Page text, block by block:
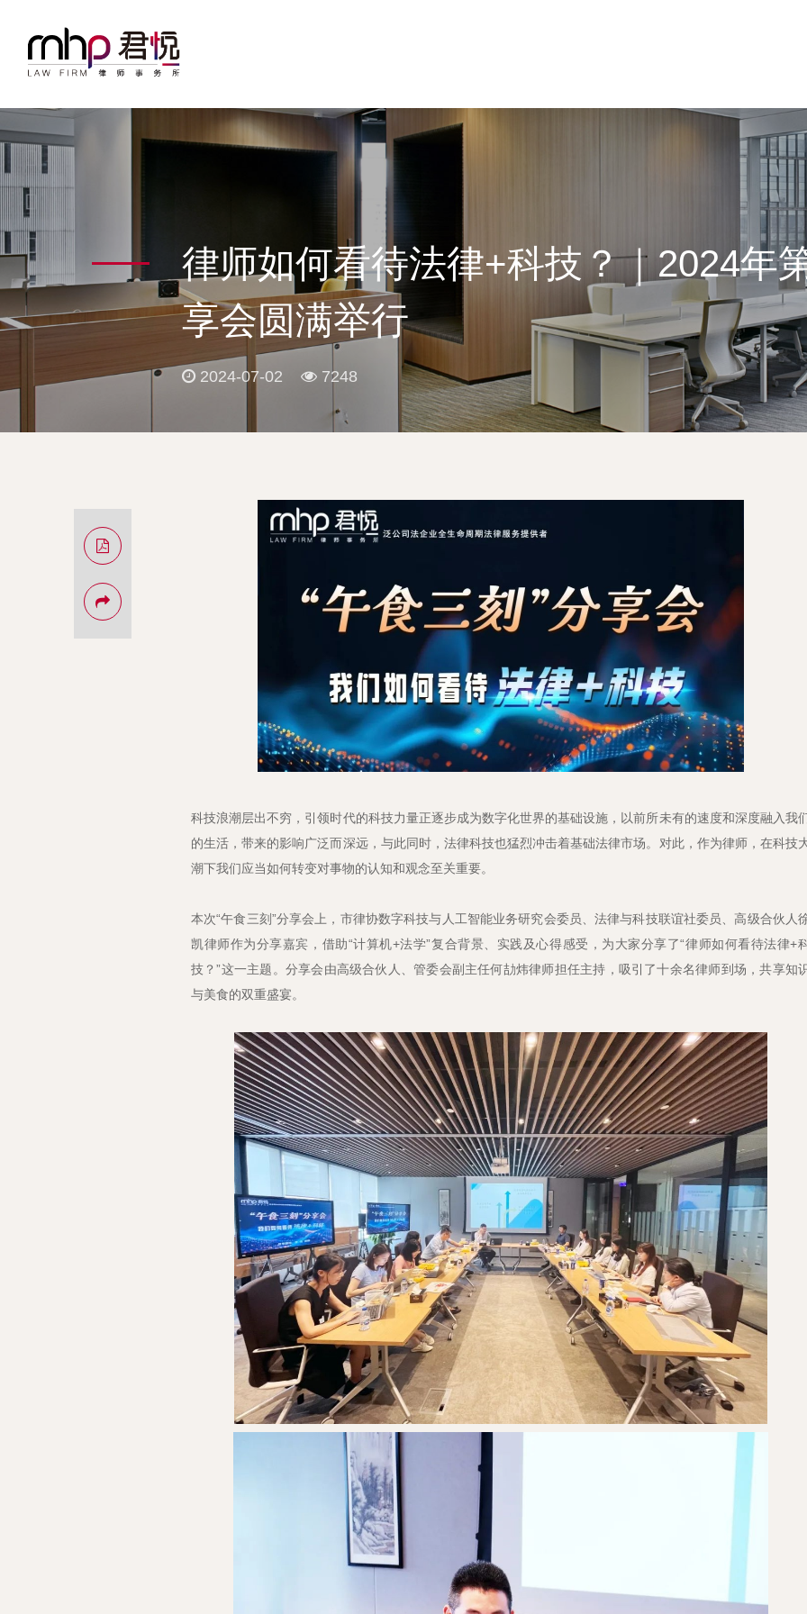
律师如何看待法律+科技？｜2024年
享会圆满举行
2024-07-02 7248
科技浪潮层出不穷，引领时代的科技力量正逐步成为数字化世界的基础设施，以前所未有的速度和深度融入我
的生活，带来的影响广泛而深远，与此同时，法律科技也猛烈冲击着基础法律市场。对此，作为律师，在科技
潮下我们应当如何转变对事物的认知和观念至关重要。
本次“午食三刻”分享会上，市律协数字科技与人工智能业务研究会委员、法律与科技联谊社委员、高级合伙人
凯律师作为分享嘉宾，借助“计算机+法学”复合背景、实践及心得感受，为大家分享了“律师如何看待法律+
技？”这一主题。分享会由高级合伙人、管委会副主任何劼炜律师担任主持，吸引了十余名律师到场，共享知
与美食的双重盛宴。